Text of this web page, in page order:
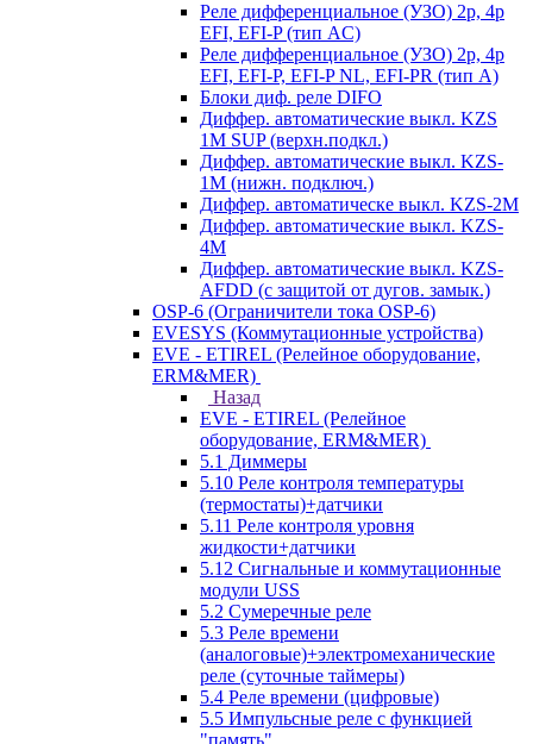
Реле дифференциальное (УЗО) 2р, 4р
EFI, EFI-P (тип AС)
Реле дифференциальное (УЗО) 2р, 4р
EFI, EFI-P, EFI-P NL, EFI-PR (тип A)
Блоки диф. реле DIFO
Диффер. автоматические выкл. KZS
1M SUP (верхн.подкл.)
Диффер. автоматические выкл. KZS-
1M (нижн. подключ.)
Диффер. автоматическе выкл. KZS-2M
Диффер. автоматические выкл. KZS-
4M
Диффер. автоматические выкл. KZS-
AFDD (с защитой от дугов. замык.)
OSP-6 (Ограничители тока OSP-6)
EVESYS (Коммутационные устройства)
EVE - ETIREL (Релейное оборудование,
ERM&MER)
Назад
EVE - ETIREL (Релейное
оборудование, ERM&MER)
5.1 Диммеры
5.10 Реле контроля температуры
(термостаты)+датчики
5.11 Реле контроля уровня
жидкости+датчики
5.12 Сигнальные и коммутационные
модули USS
5.2 Сумеречные реле
5.3 Реле времени
(аналоговые)+электромеханические
реле (суточные таймеры)
5.4 Реле времени (цифровые)
5.5 Импульсные реле с функцией
"память"